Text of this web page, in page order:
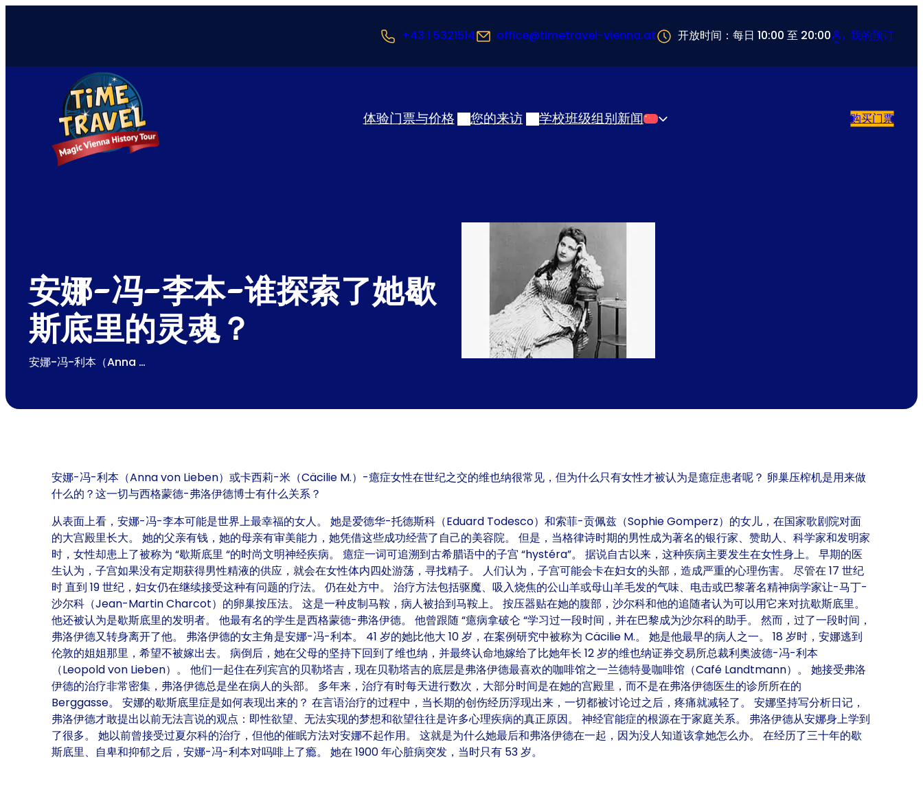
+43 1 5321514 office@timetravel-vienna.at 开放时间：每日 10:00 至 20:00 我的预订
体验门票与价格 您的来访 学校班级组别新闻 简体中文 购买门票
安娜-冯-李本-谁探索了她歇
斯底里的灵魂？
安娜-冯-利本（Anna …
安娜-冯-利本（Anna von Lieben）或卡西莉-米（Cäcilie M.）-癔症女性在世纪之交的维也纳很常见，但为什么只有女性才被认为是癔症患者呢？ 卵巢压榨机是用来做
什么的？这一切与西格蒙德-弗洛伊德博士有什么关系？
从表面上看，安娜-冯-李本可能是世界上最幸福的女人。 她是爱德华-托德斯科（Eduard Todesco）和索菲-贡佩兹（Sophie Gomperz）的女儿，在国家歌剧院对面
的大宫殿里长大。 她的父亲有钱，她的母亲有审美能力，她凭借这些成功经营了自己的美容院。 但是，当格律诗时期的男性成为著名的银行家、赞助人、科学家和发明家
时，女性却患上了被称为 “歇斯底里 “的时尚文明神经疾病。 癔症一词可追溯到古希腊语中的子宫 “hystéra”。 据说自古以来，这种疾病主要发生在女性身上。 早期的医
生认为，子宫如果没有定期获得男性精液的供应，就会在女性体内四处游荡，寻找精子。 人们认为，子宫可能会卡在妇女的头部，造成严重的心理伤害。 尽管在 17 世纪
时 直到 19 世纪，妇女仍在继续接受这种有问题的疗法。 仍在处方中。 治疗方法包括驱魔、吸入烧焦的公山羊或母山羊毛发的气味、电击或巴黎著名精神病学家让-马丁-
沙尔科（Jean-Martin Charcot）的卵巢按压法。 这是一种皮制马鞍，病人被抬到马鞍上。 按压器贴在她的腹部，沙尔科和他的追随者认为可以用它来对抗歇斯底里。
他还被认为是歇斯底里的发明者。 他最有名的学生是西格蒙德-弗洛伊德。 他曾跟随 “癔病拿破仑 “学习过一段时间，并在巴黎成为沙尔科的助手。 然而，过了一段时间，
弗洛伊德又转身离开了他。 弗洛伊德的女主角是安娜-冯-利本。 41 岁的她比他大 10 岁，在案例研究中被称为 Cäcilie M.。 她是他最早的病人之一。 18 岁时，安娜逃到
伦敦的姐姐那里，希望不被嫁出去。 病倒后，她在父母的坚持下回到了维也纳，并最终认命地嫁给了比她年长 12 岁的维也纳证券交易所总裁利奥波德-冯-利本
（Leopold von Lieben）。 他们一起住在列宾宫的贝勒塔吉，现在贝勒塔吉的底层是弗洛伊德最喜欢的咖啡馆之一兰德特曼咖啡馆（Café Landtmann）。 她接受弗洛
伊德的治疗非常密集，弗洛伊德总是坐在病人的头部。 多年来，治疗有时每天进行数次，大部分时间是在她的宫殿里，而不是在弗洛伊德医生的诊所所在的
Berggasse。 安娜的歇斯底里症是如何表现出来的？ 在言语治疗的过程中，当长期的创伤经历浮现出来，一切都被讨论过之后，疼痛就减轻了。 安娜坚持写分析日记，
弗洛伊德才敢提出以前无法言说的观点：即性欲望、无法实现的梦想和欲望往往是许多心理疾病的真正原因。 神经官能症的根源在于家庭关系。 弗洛伊德从安娜身上学到
了很多。 她以前曾接受过夏尔科的治疗，但他的催眠方法对安娜不起作用。 这就是为什么她最后和弗洛伊德在一起，因为没人知道该拿她怎么办。 在经历了三十年的歇
斯底里、自卑和抑郁之后，安娜-冯-利本对吗啡上了瘾。 她在 1900 年心脏病突发，当时只有 53 岁。